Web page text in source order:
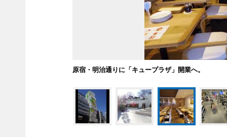
原宿・明治通りに「キュープラザ」開業へ。